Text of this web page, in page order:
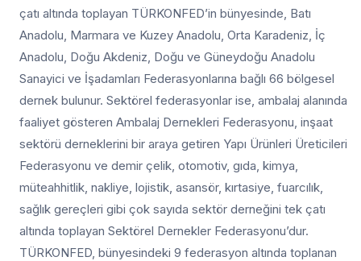
çatı altında toplayan TÜRKONFED’in bünyesinde, Batı
Anadolu, Marmara ve Kuzey Anadolu, Orta Karadeniz, İç
Anadolu, Doğu Akdeniz, Doğu ve Güneydoğu Anadolu
Sanayici ve İşadamları Federasyonlarına bağlı 66 bölgesel
dernek bulunur. Sektörel federasyonlar ise, ambalaj alanında
faaliyet gösteren Ambalaj Dernekleri Federasyonu, inşaat
sektörü derneklerini bir araya getiren Yapı Ürünleri Üreticileri
Federasyonu ve demir çelik, otomotiv, gıda, kimya,
müteahhitlik, nakliye, lojistik, asansör, kırtasiye, fuarcılık,
sağlık gereçleri gibi çok sayıda sektör derneğini tek çatı
altında toplayan Sektörel Dernekler Federasyonu’dur.
TÜRKONFED, bünyesindeki 9 federasyon altında toplanan